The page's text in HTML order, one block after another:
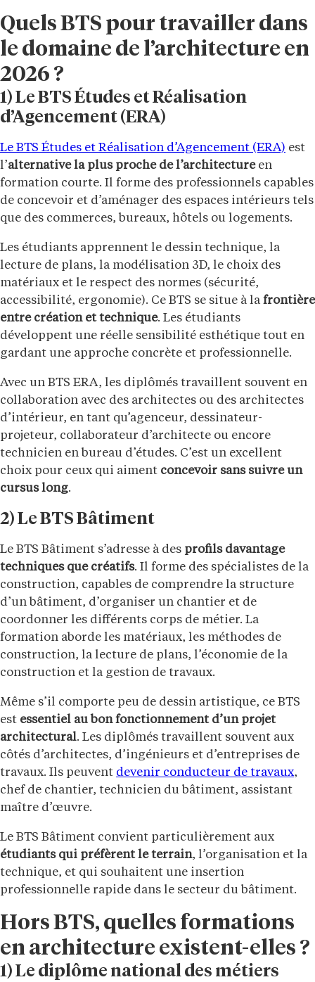
Quels BTS pour travailler dans
le domaine de l’architecture en
2026 ?
1) Le BTS Études et Réalisation
d’Agencement (ERA)
Le BTS Études et Réalisation d’Agencement (ERA) est
l’alternative la plus proche de l’architectureen
formation courte. Il forme des professionnels capables
de concevoir et d’aménager des espaces intérieurs tels
que des commerces, bureaux, hôtels ou logements.
Les étudiants apprennent le dessin technique, la
lecture de plans, la modélisation 3D, le choix des
matériaux et le respect des normes (sécurité,
accessibilité, ergonomie). Ce BTS se situe à la frontière
entre création et technique. Les étudiants
développent une réelle sensibilité esthétique tout en
gardant une approche concrète et professionnelle.
Avec un BTS ERA, les diplômés travaillent souvent en
collaboration avec des architectes ou des architectes
d’intérieur, en tant qu’agenceur, dessinateur-
projeteur, collaborateur d’architecte ou encore
technicien en bureau d’études. C’est un excellent
choix pour ceux qui aiment concevoir sans suivre un
cursus long.
2) Le BTS Bâtiment
Le BTS Bâtiment s’adresse à des profils davantage
techniques que créatifs. Il forme des spécialistes de la
construction, capables de comprendre la structure
d’un bâtiment, d’organiser un chantier et de
coordonner les différents corps de métier. La
formation aborde les matériaux, les méthodes de
construction, la lecture de plans, l’économie de la
construction et la gestion de travaux.
Même s’il comporte peu de dessin artistique, ce BTS
est essentiel au bon fonctionnement d’un projet
architectural. Les diplômés travaillent souvent aux
côtés d’architectes, d’ingénieurs et d’entreprises de
travaux. Ils peuvent devenir conducteur de travaux,
chef de chantier, technicien du bâtiment, assistant
maître d’œuvre.
Le BTS Bâtiment convient particulièrement aux
étudiants qui préfèrent le terrain, l’organisation et la
technique, et qui souhaitent une insertion
professionnelle rapide dans le secteur du bâtiment.
Hors BTS, quelles formations
en architecture existent-elles ?
1) Le diplôme national des métiers